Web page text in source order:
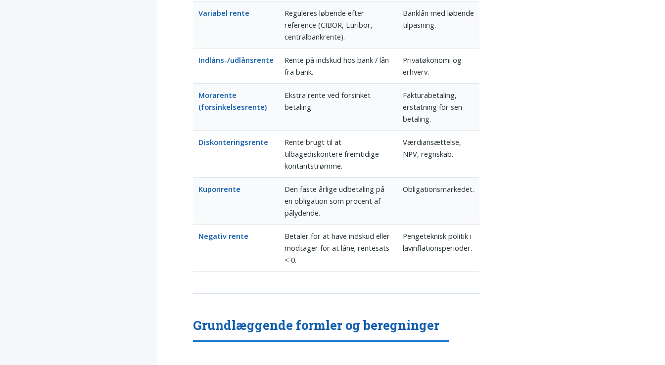
Variabel rente
Reguleres løbende efter
reference (CIBOR, Euribor,
centralbankrente).
Banklån med løbende
tilpasning.
Indlåns-/udlånsrente
Rente på indskud hos bank / lån
fra bank.
Privatøkonomi og
erhverv.
Morarente
(forsinkelsesrente)
Ekstra rente ved forsinket
betaling.
Fakturabetaling,
erstatning for sen
betaling.
Diskonteringsrente
Rente brugt til at
tilbagediskontere fremtidige
kontantstrømme.
Værdiansættelse,
NPV, regnskab.
Kuponrente
Den faste årlige udbetaling på
en obligation som procent af
pålydende.
Obligationsmarkedet.
Negativ rente
Betaler for at have indskud eller
modtager for at låne; rentesats
< 0.
Pengeteknisk politik i
lavinflationsperioder.
Grundlæggende formler og beregninger